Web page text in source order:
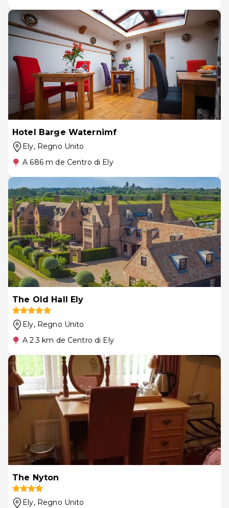
Hotel Barge Waternimf
Ely, Regno Unito
A 686 m de Centro di Ely
The Old Hall Ely
Ely, Regno Unito
A 2.3 km de Centro di Ely
The Nyton
Ely, Regno Unito